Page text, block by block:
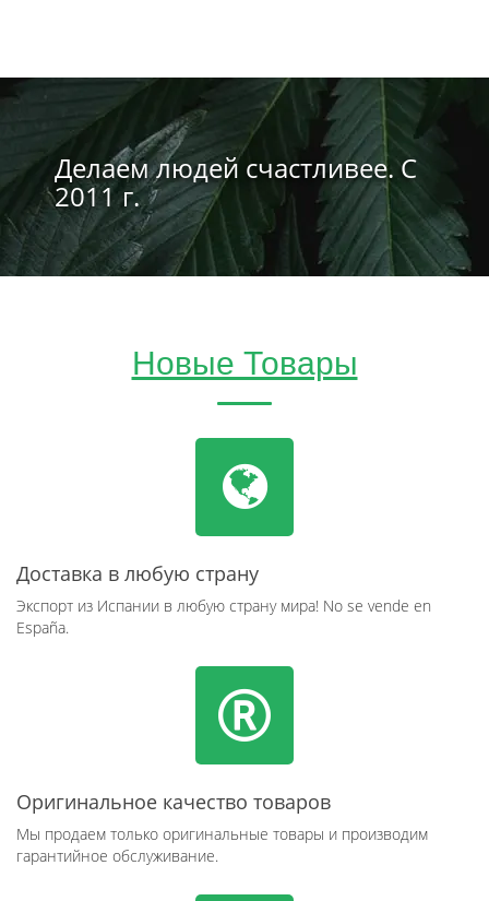
Делаем людей счастливее. С
2011 г.
Новые Товары
Доставка в любую страну
Экспорт из Испании в любую страну мира! No se vende en
España.
Оригинальное качество товаров
Мы продаем только оригинальные товары и производим
гарантийное обслуживание.